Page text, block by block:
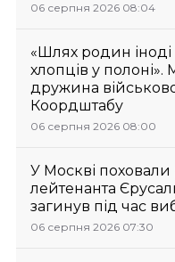
06 серпня 2026 08:04
«Шлях родин іноді
хлопців у полоні».
дружина
Коордштабу
06 серпня 2026 08:00
У Москві поховали
лейтенанта
загинув під час
06 серпня 2026 07:30